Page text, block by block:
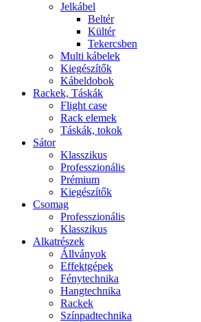
Jelkábel
Beltér
Kültér
Tekercsben
Multi kábelek
Kiegészítők
Kábeldobok
Rackek, Táskák
Flight case
Rack elemek
Táskák, tokok
Sátor
Klasszikus
Professzionális
Prémium
Kiegészítők
Csomag
Professzionális
Klasszikus
Alkatrészek
Állványok
Effektgépek
Fénytechnika
Hangtechnika
Rackek
Színpadtechnika